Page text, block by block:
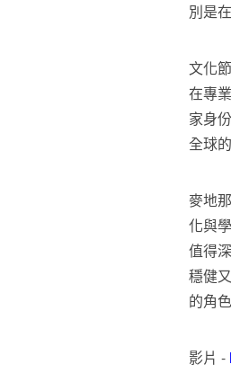
別是
文化
在專
家身
全球
麥地
化與
值得
穩健
的角
影片 -